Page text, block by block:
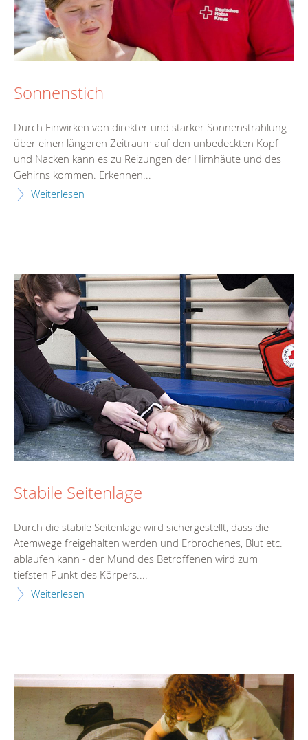
Sonnenstich
Durch Einwirken von direkter und starker Sonnenstrahlung
über einen längeren Zeitraum auf den unbedeckten Kopf
und Nacken kann es zu Reizungen der Hirnhäute und des
Gehirns kommen. Erkennen...
Weiterlesen
Stabile Seitenlage
Durch die stabile Seitenlage wird sichergestellt, dass die
Atemwege freigehalten werden und Erbrochenes, Blut etc.
ablaufen kann - der Mund des Betroffenen wird zum
tiefsten Punkt des Körpers....
Weiterlesen